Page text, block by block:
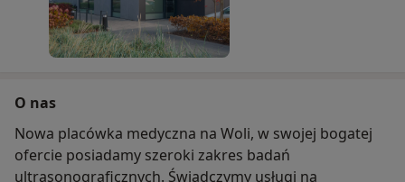
O nas
Nowa placówka medyczna na Woli, w swojej bogatej
ofercie posiadamy szeroki zakres badań
ultrasonograficznych. Świadczymy usługi na